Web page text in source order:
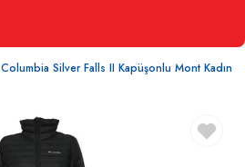
Columbia Silver Falls II Kapüşonlu Mont Kadın